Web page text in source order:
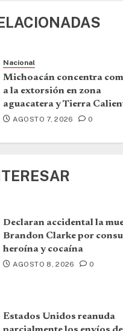
Nacional
Michoacán concentra
a la extorsión en zona
aguacatera y Tierra
AGOSTO 7, 2026 0
Declaran accidental la
Brandon Clarke por
heroína y cocaína
AGOSTO 8, 2026 0
Estados Unidos reanuda